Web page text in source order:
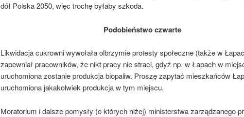
dół Polska 2050, więc trochę byłaby szkoda.
Podobieństwo czwarte
Likwidacja cukrowni wywołała olbrzymie protesty społeczne (także w
zapewniał pracowników, że nikt pracy nie straci, gdyż np. w Łapach w
uruchomiona zostanie produkcja biopaliw. Proszę zapytać mieszkańców
uruchomiona jakakolwiek produkcja w tym miejscu.
Moratorium i dalsze pomysły (o których niżej) ministerstwa zarządzanego